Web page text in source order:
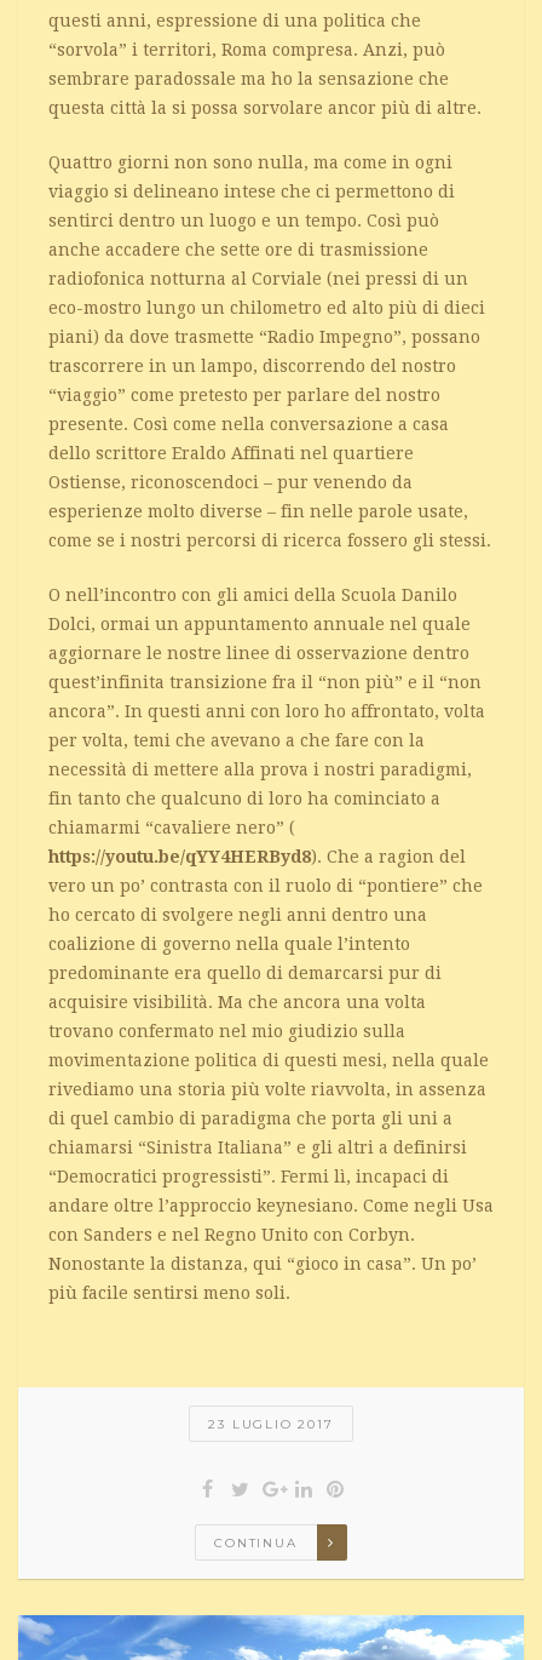
questi anni, espressione di una politica che
“sorvola” i territori, Roma compresa. Anzi, può
sembrare paradossale ma ho la sensazione che
questa città la si possa sorvolare ancor più di altre.
Quattro giorni non sono nulla, ma come in ogni
viaggio si delineano intese che ci permettono di
sentirci dentro un luogo e un tempo. Così può
anche accadere che sette ore di trasmissione
radiofonica notturna al Corviale (nei pressi di un
eco-mostro lungo un chilometro ed alto più di dieci
piani) da dove trasmette “Radio Impegno”, possano
trascorrere in un lampo, discorrendo del nostro
“viaggio” come pretesto per parlare del nostro
presente. Così come nella conversazione a casa
dello scrittore Eraldo Affinati nel quartiere
Ostiense, riconoscendoci – pur venendo da
esperienze molto diverse – fin nelle parole usate,
come se i nostri percorsi di ricerca fossero gli stessi.
O nell’incontro con gli amici della Scuola Danilo
Dolci, ormai un appuntamento annuale nel quale
aggiornare le nostre linee di osservazione dentro
quest’infinita transizione fra il “non più” e il “non
ancora”. In questi anni con loro ho affrontato, volta
per volta, temi che avevano a che fare con la
necessità di mettere alla prova i nostri paradigmi,
fin tanto che qualcuno di loro ha cominciato a
chiamarmi “cavaliere nero” (
https://youtu.be/qYY4HERByd8). Che a ragion del
vero un po’ contrasta con il ruolo di “pontiere” che
ho cercato di svolgere negli anni dentro una
coalizione di governo nella quale l’intento
predominante era quello di demarcarsi pur di
acquisire visibilità. Ma che ancora una volta
trovano confermato nel mio giudizio sulla
movimentazione politica di questi mesi, nella quale
rivediamo una storia più volte riavvolta, in assenza
di quel cambio di paradigma che porta gli uni a
chiamarsi “Sinistra Italiana” e gli altri a definirsi
“Democratici progressisti”. Fermi lì, incapaci di
andare oltre l’approccio keynesiano. Come negli Usa
con Sanders e nel Regno Unito con Corbyn.
Nonostante la distanza, qui “gioco in casa”. Un po’
più facile sentirsi meno soli.
23 LUGLIO 2017
CONTINUA